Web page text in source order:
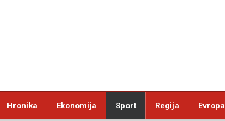
Hronika Ekonomija Sport Regija Evropa